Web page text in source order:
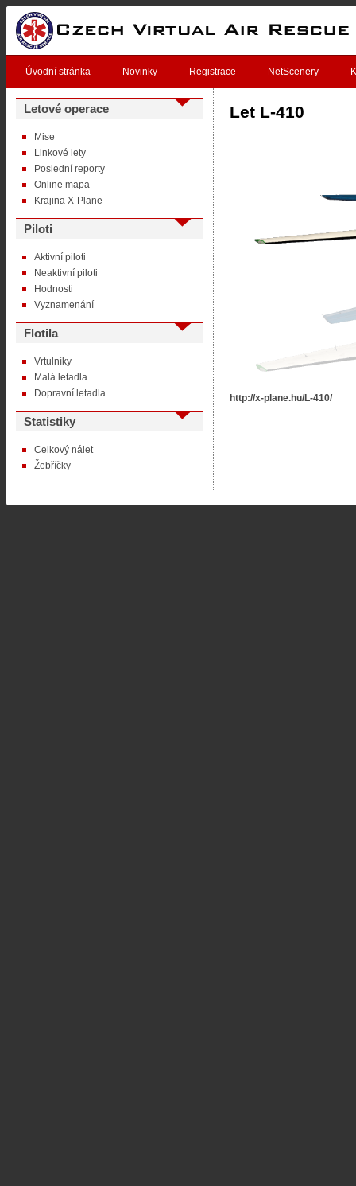
Úvodní stránka Novinky Registrace NetScenery
Letové operace
Mise
Linkové lety
Poslední reporty
Online mapa
Krajina X-Plane
Piloti
Aktivní piloti
Neaktivní piloti
Hodnosti
Vyznamenání
Flotila
Vrtulníky
Malá letadla
Dopravní letadla
Statistiky
Celkový nálet
Žebříčky
Let L-410
http://x-plane.hu/L-410/